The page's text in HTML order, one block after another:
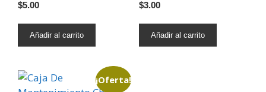
$5.00
Añadir al carrito
$3.00
Añadir al carrito
¡Oferta!